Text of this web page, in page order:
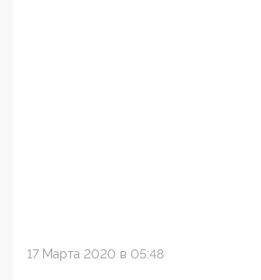
17 Марта 2020 в 05:48